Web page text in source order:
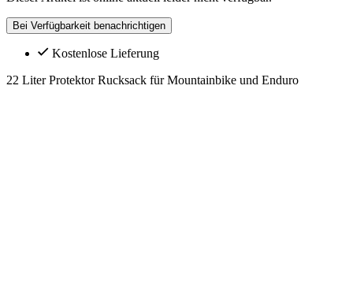
Bei Verfügbarkeit benachrichtigen
Kostenlose Lieferung
22 Liter Protektor Rucksack für Mountainbike und Enduro